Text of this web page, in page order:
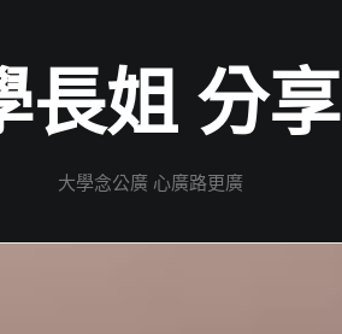
長姐 分享
大學念公廣 心廣路更廣